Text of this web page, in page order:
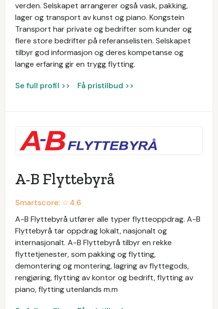
verden. Selskapet arrangerer også vask, pakking,
lager og transport av kunst og piano. Kongstein
Transport har private og bedrifter som kunder og
flere store bedrifter på referanselisten. Selskapet
tilbyr god informasjon og deres kompetanse og
lange erfaring gir en trygg flytting.
Se full profil >> Få pristilbud >>
A-B Flyttebyrå
Smartscore: ☆4.6
A-B Flyttebyrå utfører alle typer flytteoppdrag. A-B
Flyttebyrå tar oppdrag lokalt, nasjonalt og
internasjonalt. A-B Flyttebyrå tilbyr en rekke
flyttetjenester, som pakking og flytting,
demontering og montering, lagring av flyttegods,
rengjøring, flytting av kontor og bedrift, flytting av
piano, flytting utenlands m.m